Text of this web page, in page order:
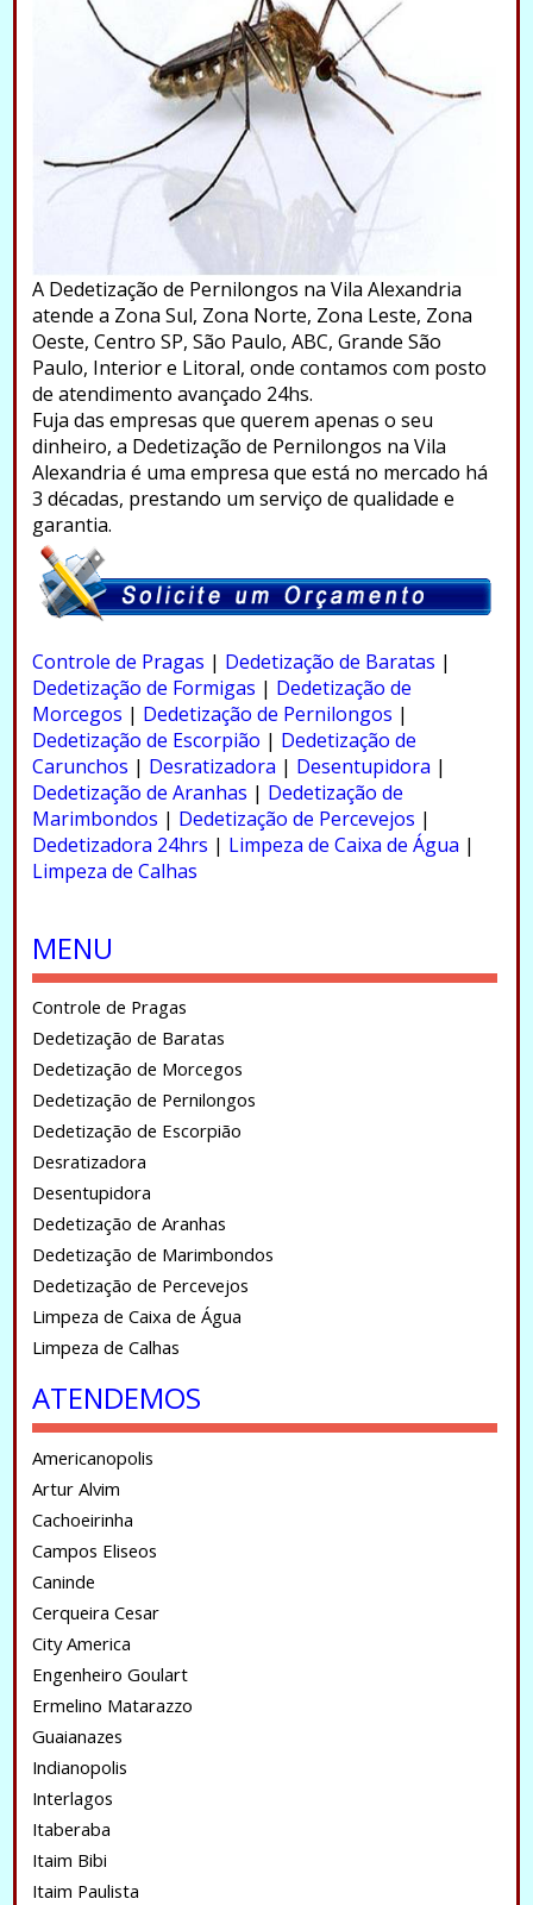
A Dedetização de Pernilongos na Vila Alexandria
atende a Zona Sul, Zona Norte, Zona Leste, Zona
Oeste, Centro SP, São Paulo, ABC, Grande São
Paulo, Interior e Litoral, onde contamos com posto
de atendimento avançado 24hs.
Fuja das empresas que querem apenas o seu
dinheiro, a Dedetização de Pernilongos na Vila
Alexandria é uma empresa que está no mercado há
3 décadas, prestando um serviço de qualidade e
garantia.
Controle de Pragas | Dedetização de Baratas |
Dedetização de Formigas | Dedetização de
Morcegos | Dedetização de Pernilongos |
Dedetização de Escorpião | Dedetização de
Carunchos | Desratizadora | Desentupidora |
Dedetização de Aranhas | Dedetização de
Marimbondos | Dedetização de Percevejos |
Dedetizadora 24hrs | Limpeza de Caixa de Água |
Limpeza de Calhas
MENU
Controle de Pragas
Dedetização de Baratas
Dedetização de Morcegos
Dedetização de Pernilongos
Dedetização de Escorpião
Desratizadora
Desentupidora
Dedetização de Aranhas
Dedetização de Marimbondos
Dedetização de Percevejos
Limpeza de Caixa de Água
Limpeza de Calhas
ATENDEMOS
Americanopolis
Artur Alvim
Cachoeirinha
Campos Eliseos
Caninde
Cerqueira Cesar
City America
Engenheiro Goulart
Ermelino Matarazzo
Guaianazes
Indianopolis
Interlagos
Itaberaba
Itaim Bibi
Itaim Paulista